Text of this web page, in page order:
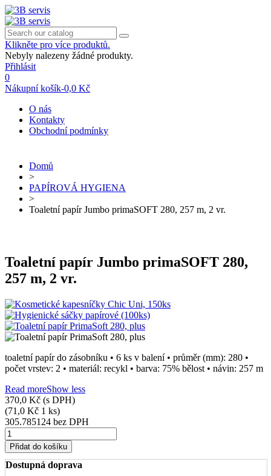
Klikněte pro více produktů.
Nebyly nalezeny žádné produkty.
Přihlásit
0
Nákupní košík-0,0 Kč
O nás
Kontakty
Obchodní podmínky
Domů
>
PAPÍROVÁ HYGIENA
>
Toaletní papír Jumbo primaSOFT 280, 257 m, 2 vr.
Toaletní papír Jumbo primaSOFT 280,
257 m, 2 vr.
toaletní papír do zásobníku • 6 ks v balení • průměr (mm): 280 •
počet vrstev: 2 • materiál: recykl • barva: 75% bělost • návin: 257 m
Read moreShow less
370,0 Kč (s DPH)
(71,0 Kč 1 ks)
305.785124 bez DPH
Přidat do košíku
Dostupná doprava